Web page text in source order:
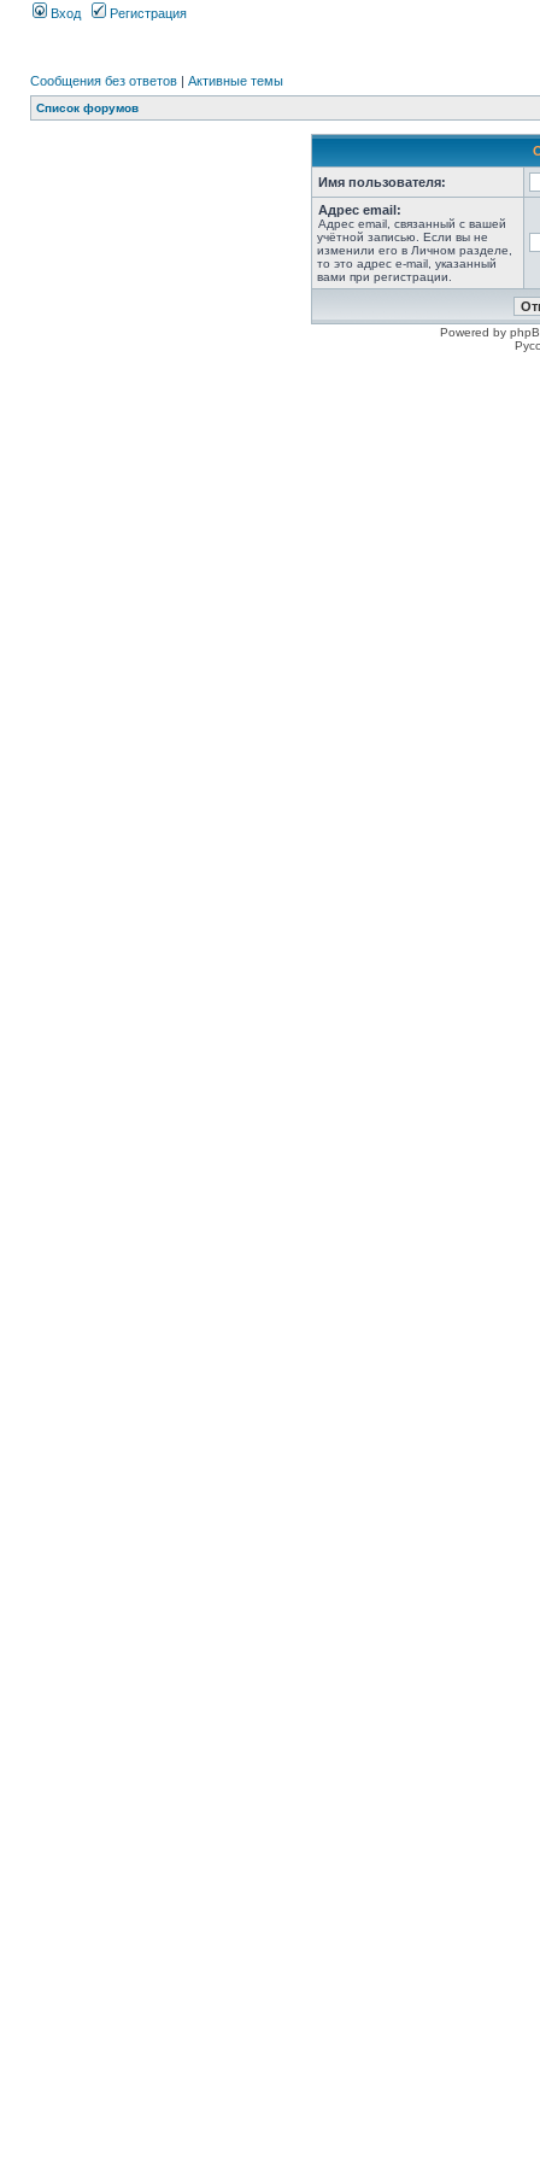
Вход Регистрация
Сообщения без ответов | Активные темы
Список форумов
Имя пользователя:
Адрес email:
Адрес email, связанный с вашей
учётной записью. Если вы не
изменили его в Личном разделе,
то это адрес e-mail, указанный
вами при регистрации.
Powered by